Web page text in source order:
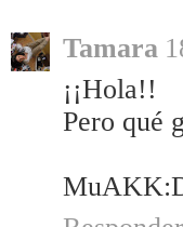
Tamara
¡¡Hola!!
Pero qué